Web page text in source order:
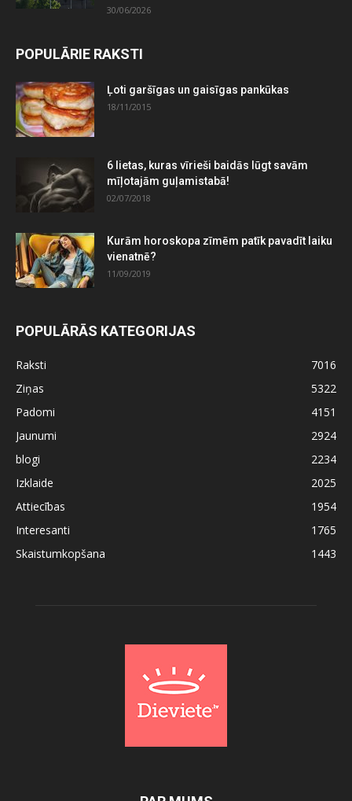
30/06/2026
POPULĀRIE RAKSTI
Ļoti garšīgas un gaisīgas pankūkas
18/11/2015
6 lietas, kuras vīrieši baidās lūgt savām
mīļotajām guļamistabā!
02/07/2018
Kurām horoskopa zīmēm patīk pavadīt laiku
vienatnē?
11/09/2019
POPULĀRĀS KATEGORIJAS
Raksti
7016
Ziņas
5322
Padomi
4151
Jaunumi
2924
blogi
2234
Izklaide
2025
Attiecības
1954
Interesanti
1765
Skaistumkopšana
1443